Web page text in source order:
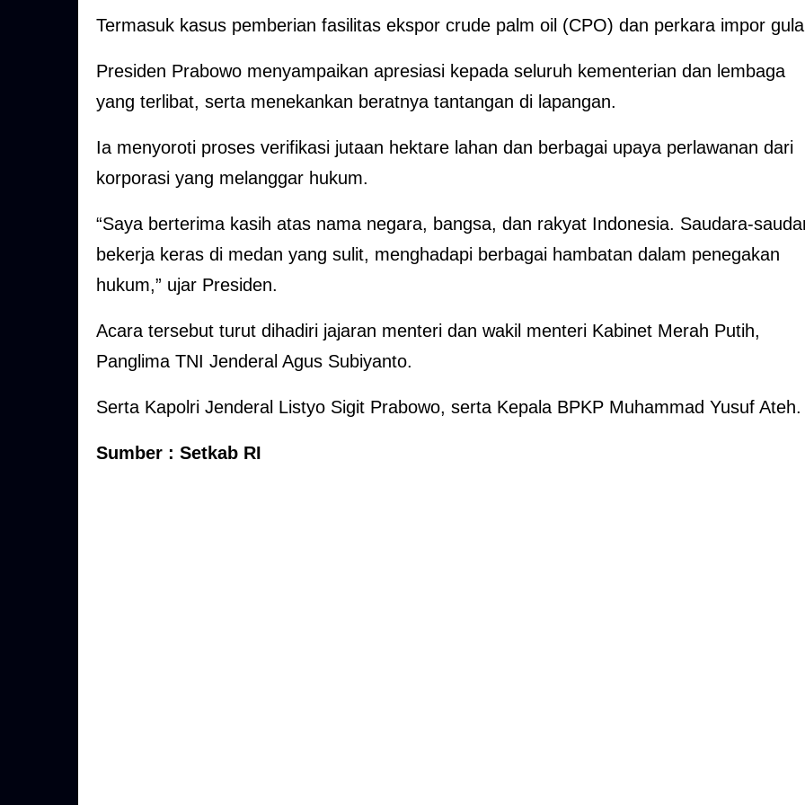
Termasuk kasus pemberian fasilitas ekspor crude palm oil (CPO) dan perkara impor
Presiden Prabowo menyampaikan apresiasi kepada seluruh kementerian dan lembaga
yang terlibat, serta menekankan beratnya tantangan di lapangan.
Ia menyoroti proses verifikasi jutaan hektare lahan dan berbagai upaya perlawanan dari
korporasi yang melanggar hukum.
“Saya berterima kasih atas nama negara, bangsa, dan rakyat Indonesia. Saudara-
bekerja keras di medan yang sulit, menghadapi berbagai hambatan dalam penegakan
hukum,” ujar Presiden.
Acara tersebut turut dihadiri jajaran menteri dan wakil menteri Kabinet Merah Putih,
Panglima TNI Jenderal Agus Subiyanto.
Serta Kapolri Jenderal Listyo Sigit Prabowo, serta Kepala BPKP Muhammad Yusuf Ateh.
Sumber : Setkab RI